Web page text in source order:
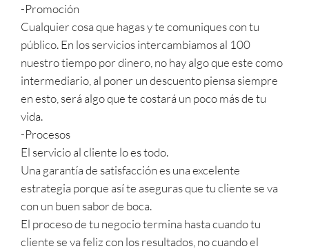
-Promoción
Cualquier cosa que hagas y te comuniques con tu
público. En los servicios intercambiamos al 100
nuestro tiempo por dinero, no hay algo que este como
intermediario, al poner un descuento piensa siempre
en esto, será algo que te costará un poco más de tu
vida.
-Procesos
El servicio al cliente lo es todo.
Una garantía de satisfacción es una excelente
estrategia porque así te aseguras que tu cliente se va
con un buen sabor de boca.
El proceso de tu negocio termina hasta cuando tu
cliente se va feliz con los resultados, no cuando el